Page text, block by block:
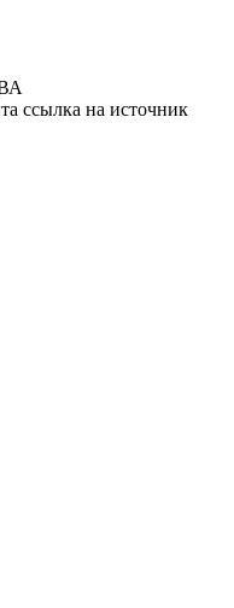
ссылка на источник